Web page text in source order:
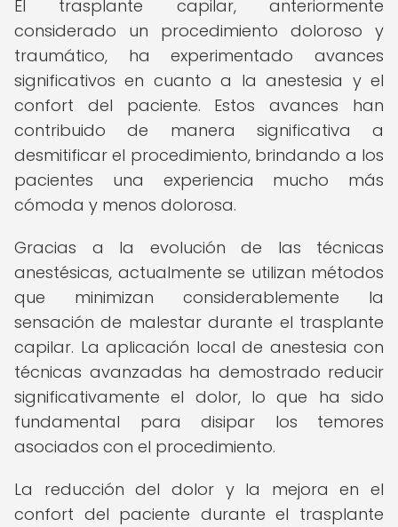
El trasplante capilar, anteriormente
considerado un procedimiento doloroso y
traumático, ha experimentado avances
significativos en cuanto a la anestesia y el
confort del paciente. Estos avances han
contribuido de manera significativa a
desmitificar el procedimiento, brindando a los
pacientes una experiencia mucho más
cómoda y menos dolorosa.
Gracias a la evolución de las técnicas
anestésicas, actualmente se utilizan métodos
que minimizan considerablemente la
sensación de malestar durante el trasplante
capilar. La aplicación local de anestesia con
técnicas avanzadas ha demostrado reducir
significativamente el dolor, lo que ha sido
fundamental para disipar los temores
asociados con el procedimiento.
La reducción del dolor y la mejora en el
confort del paciente durante el trasplante